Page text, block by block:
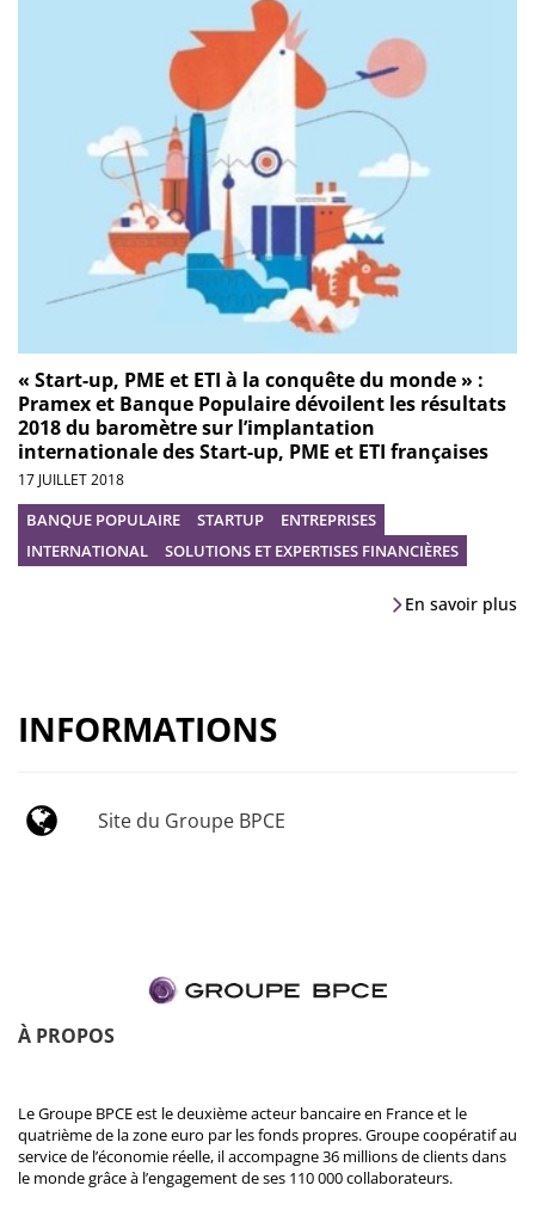
« Start-up, PME et ETI à la conquête du monde » :
Pramex et Banque Populaire dévoilent les résultats
2018 du baromètre sur l’implantation
internationale des Start-up, PME et ETI françaises
17 JUILLET 2018
BANQUE POPULAIRE STARTUP
ENTREPRISES
INTERNATIONAL
SOLUTIONS ET EXPERTISES FINANCIÈRES
En savoir plus
INFORMATIONS
Site du Groupe BPCE
À PROPOS
Le Groupe BPCE est le deuxième acteur bancaire en France et le
quatrième de la zone euro par les fonds propres. Groupe coopératif au
service de l’économie réelle, il accompagne 36 millions de clients dans
le monde grâce à l’engagement de ses 110 000 collaborateurs.